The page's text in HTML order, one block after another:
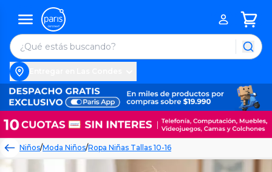
Niños/Moda Niños/Ropa Niñas Tallas 10-16